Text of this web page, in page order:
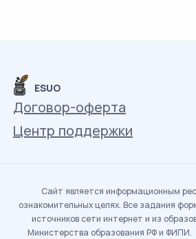
ESUO
Договор-оферта
Центр поддержки
Сайт является информационным
ознакомительных целях. Все задания
источников сети интернет и из
Министерства образования РФ и ФИПИ.